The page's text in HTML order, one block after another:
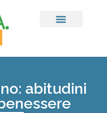
abitudini